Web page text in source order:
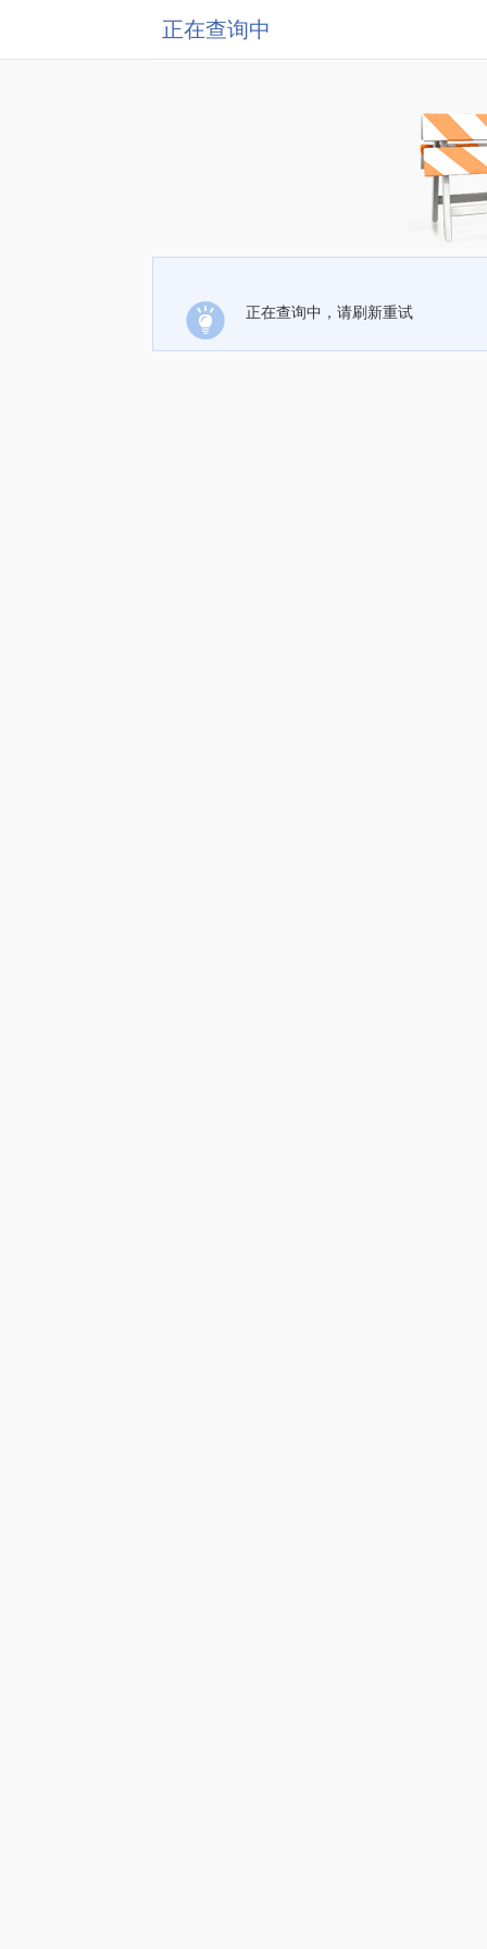
正在查询中
正在查询中，请刷新重试